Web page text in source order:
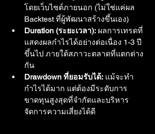
โดยเว็บไซต์ภายนอก (ไม่ใช่แค่ผล
Backtest ที่ผู้พัฒนาสร้างขึ้นเอง)
Duration (ระยะเวลา): ผลการเทรดที่
แสดงผลกำไรได้อย่างต่อเนื่อง 1-3 ปี
ขึ้นไป ภายใต้สภาวะตลาดที่แตกต่าง
กัน
Drawdown ที่ยอมรับได้: แม้จะทำ
กำไรได้มาก แต่ต้องมีระดับการ
ขาดทุนสูงสุดที่จำกัดและบริหาร
จัดการความเสี่ยงได้ดี